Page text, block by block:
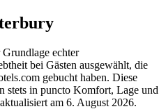
echter
bei Gästen ausgewählt, die
gebucht haben. Diese
stets in puncto Komfort, Lage und
am 6. August 2026.